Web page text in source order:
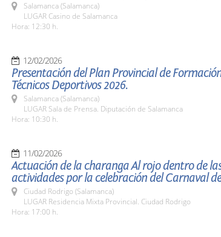
Salamanca (Salamanca)
LUGAR Casino de Salamanca
Hora: 12:30 h.
12/02/2026
Presentación del Plan Provincial de
Técnicos Deportivos 2026.
Salamanca (Salamanca)
LUGAR Sala de Prensa. Diputación de Salamanca
Hora: 10:30 h.
11/02/2026
Actuación de la charanga Al rojo dentro de
actividades por la celebración del Carnaval
Ciudad Rodrigo (Salamanca)
LUGAR Residencia Mixta Provincial. Ciudad Rodrigo
Hora: 17:00 h.